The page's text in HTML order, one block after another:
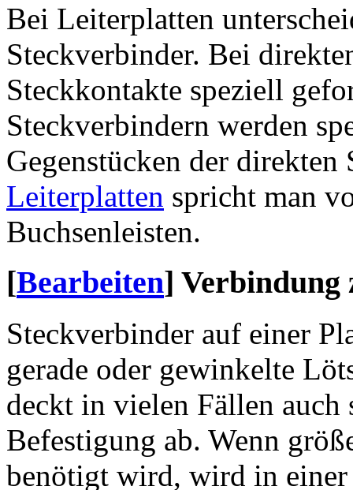
Bei Leiterplatten
Steckverbinder. Bei
Steckkontakte speziell
Steckverbindern werden
Gegenstücken der
Leiterplatten spricht man
Buchsenleisten.
[Bearbeiten] Verbindung
Steckverbinder auf einer
gerade oder gewinkelte
deckt in vielen Fällen auch
Befestigung ab. Wenn
benötigt wird, wird in einer